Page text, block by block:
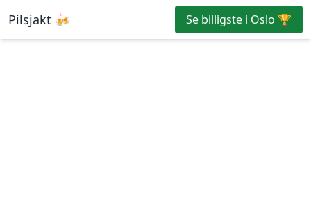
Pilsjakt 🍻 Se billigste i Oslo 🏆